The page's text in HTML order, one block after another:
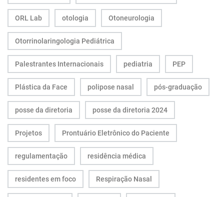
ORL Lab otologia Otoneurologia
Otorrinolaringologia Pediátrica
Palestrantes Internacionais pediatria PEP
Plástica da Face polipose nasal pós-graduação
posse da diretoria posse da diretoria 2024
Projetos Prontuário Eletrônico do Paciente
regulamentação residência médica
residentes em foco Respiração Nasal